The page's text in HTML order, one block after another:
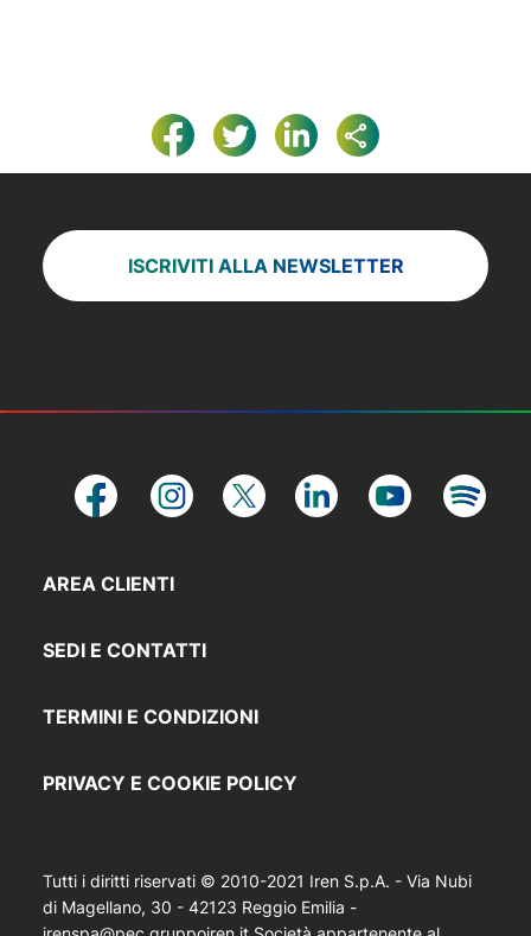
ISCRIVITI ALLA NEWSLETTER
AREA CLIENTI
SEDI E CONTATTI
TERMINI E CONDIZIONI
PRIVACY E COOKIE POLICY
Tutti i diritti riservati © 2010-2021 Iren S.p.A. - Via Nubi
di Magellano, 30 - 42123 Reggio Emilia -